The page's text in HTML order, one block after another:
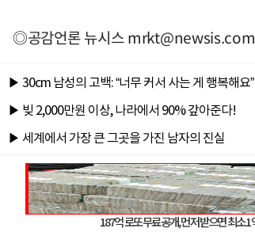
◎공감언론 뉴시스mrkt@newsis.com